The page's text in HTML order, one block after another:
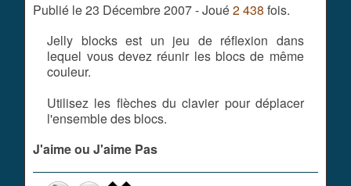
Publié le 23 Décembre 2007 - Joué2 438 fois.
Jelly blocks est un jeu de réflexion dans
lequel vous devez réunir les blocs de même
couleur.
Utilisez les flèches du clavier pour déplacer
l'ensemble des blocs.
J'aime ou J'aime Pas